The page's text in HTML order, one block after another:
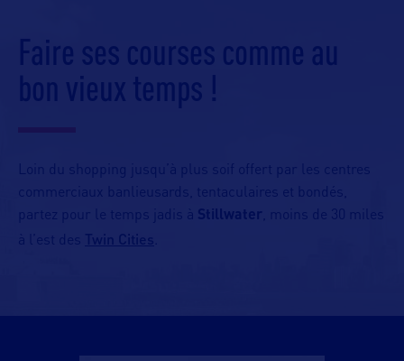
Faire ses courses comme au
Loin du shopping jusqu’à plus soif offert par les centres
commerciaux banlieusards, tentaculaires et bondés,
partez pour le temps jadis à Stillwater , moins de 30 miles
à l’est des Twin Cities